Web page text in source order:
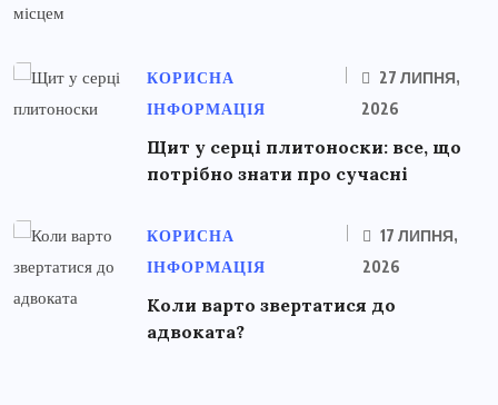
КОРИСНА
ІНФОРМАЦІЯ
27 ЛИПНЯ,
2026
Щит у серці плитоноски: все, що
потрібно знати про сучасні
КОРИСНА
ІНФОРМАЦІЯ
17 ЛИПНЯ,
2026
Коли варто звертатися до
адвоката?